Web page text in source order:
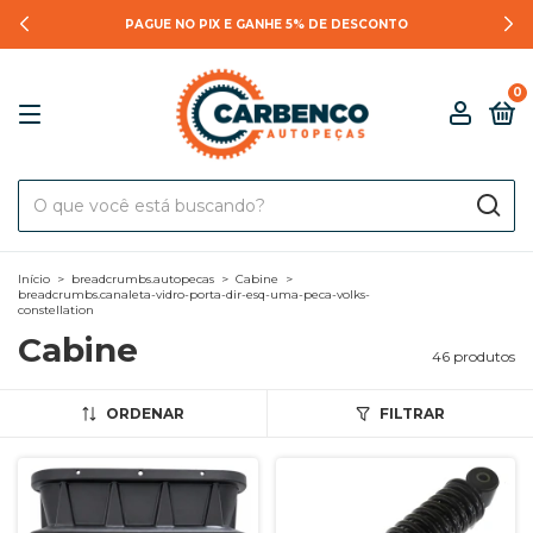
PAGUE NO PIX E GANHE 5% DE DESCONTO
0
Início > breadcrumbs.autopecas > Cabine
>
breadcrumbs.canaleta-vidro-porta-dir-esq-uma-peca-volks-
constellation
Cabine 46 produtos
ORDENAR FILTRAR